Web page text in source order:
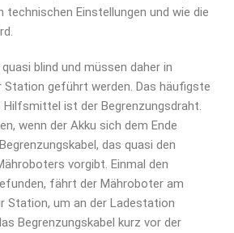
technischen Einstellungen und wie die
blind und müssen daher in
Station geführt werden. Das häufigste
ist der Begrenzungsdraht.
wenn der Akku sich dem Ende
das quasi den
vorgibt. Einmal den
fährt der Mähroboter am
Station, um an der Ladestation
Begrenzungskabel kurz vor der